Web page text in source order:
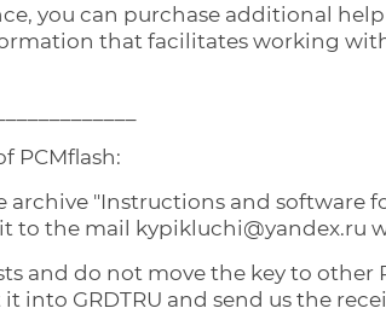
you can purchase additional help
that facilitates working
PCMflash:
archive "Instructions and software
to the mail kypikluchi@yandex.ru
and do not move the key to
into GRDTRU and send us the